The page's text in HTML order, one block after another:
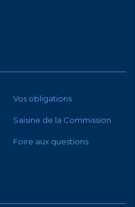
Vos obligations
Saisine de la Commission
Foire aux questions